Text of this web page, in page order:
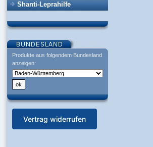
Shanti-Leprahilfe
Produkte aus folgendem Bundesland
anzeigen:
Vertrag widerrufen